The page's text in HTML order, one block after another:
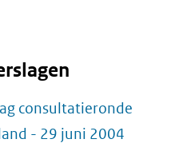
consultatieronde
- 29 juni 2004